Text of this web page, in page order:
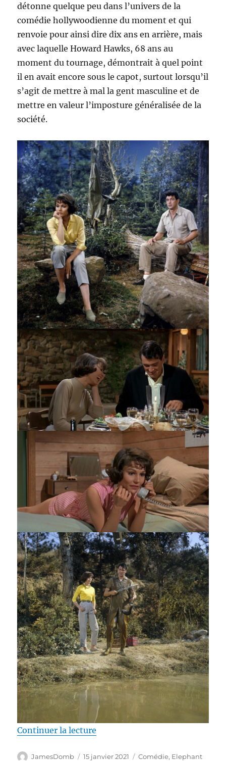
détonne quelque peu dans l’univers de la
comédie hollywoodienne du moment et qui
renvoie pour ainsi dire dix ans en arrière, mais
avec laquelle Howard Hawks, 68 ans au
moment du tournage, démontrait à quel point
il en avait encore sous le capot, surtout lorsqu’il
s’agit de mettre à mal la gent masculine et de
mettre en valeur l’imposture généralisée de la
société.
Continuer la lecture
Auteur
JamesDomb
Publié
15 janvier 2021 Catégories
Comédie, Elephant